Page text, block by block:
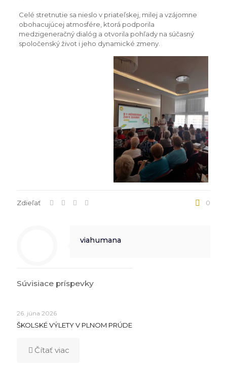
Celé stretnutie sa nieslo v priateľskej, milej a vzájomne
obohacujúcej atmosfére, ktorá podporila
medzigeneračný dialóg a otvorila pohľady na súčasný
spoločenský život i jeho dynamické zmeny.
Zdieľať 0
viahumana
Súvisiace príspevky
26. júna 2026
ŠKOLSKÉ VÝLETY V PLNOM PRÚDE
Čítať viac